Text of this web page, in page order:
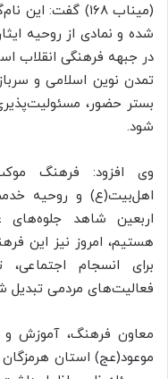
(میناب ۱۶۸) گفت:
شده و نمادی از روحیه
در جبهه فرهنگی انقلاب
تمدن نوین اسلامی و
بستر حضور،
شود.
وی افزود: فرهنگ
اهل‌بیت(ع) و روحیه
اربعین شاهد
هستیم، امروز نیز این
برای انسجام
فعالیت‌های مردمی تبدیل
معاون فرهنگ، آموزش
موعود(عج) استان